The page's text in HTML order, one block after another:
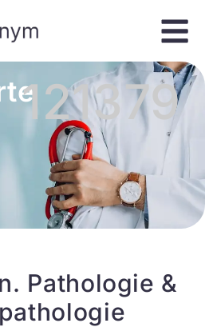
121379
Pathologie &